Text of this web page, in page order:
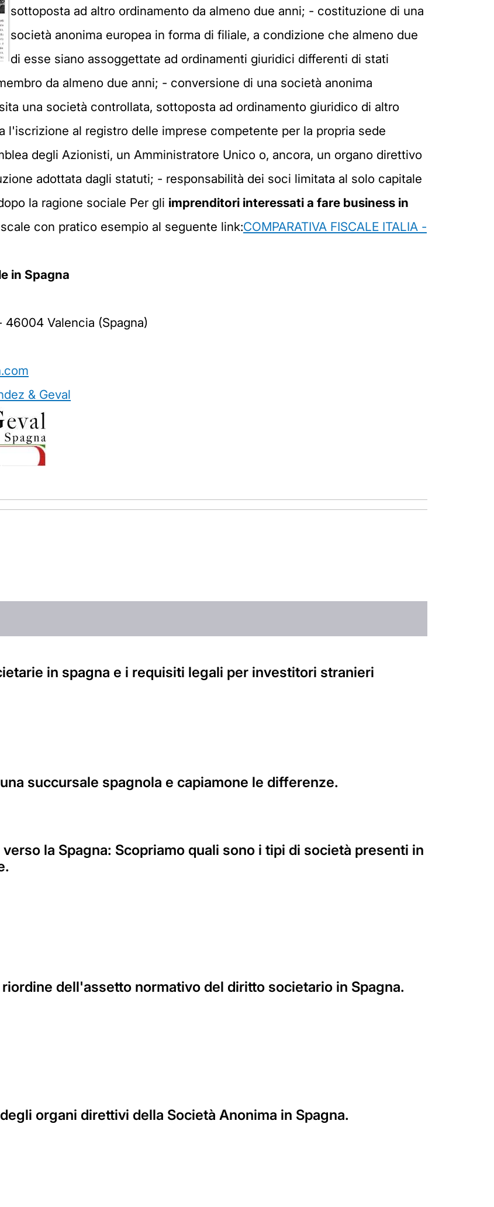
sottoposta ad altro ordinamento da almeno due anni; - costituzione di una
società anonima europea in forma di filiale, a condizione che almeno due
di esse siano assoggettate ad ordinamenti giuridici differenti di stati
da almeno due anni; - conversione di una società anonima
una società controllata, sottoposta ad ordinamento giuridico di altro
l'iscrizione al registro delle imprese competente per la propria sede
degli Azionisti, un Amministratore Unico o, ancora, un organo direttivo
adottata dagli statuti; - responsabilità dei soci limitata al solo capitale
la ragione sociale Per gli imprenditori interessati a fare business in
con pratico esempio al seguente link:COMPARATIVA FISCALE ITALIA -
in Spagna
46004 Valencia (Spagna)
& Geval
in spagna e i requisiti legali per investitori stranieri
succursale spagnola e capiamone le differenze.
la Spagna: Scopriamo quali sono i tipi di società presenti in
dell'assetto normativo del diritto societario in Spagna.
organi direttivi della Società Anonima in Spagna.